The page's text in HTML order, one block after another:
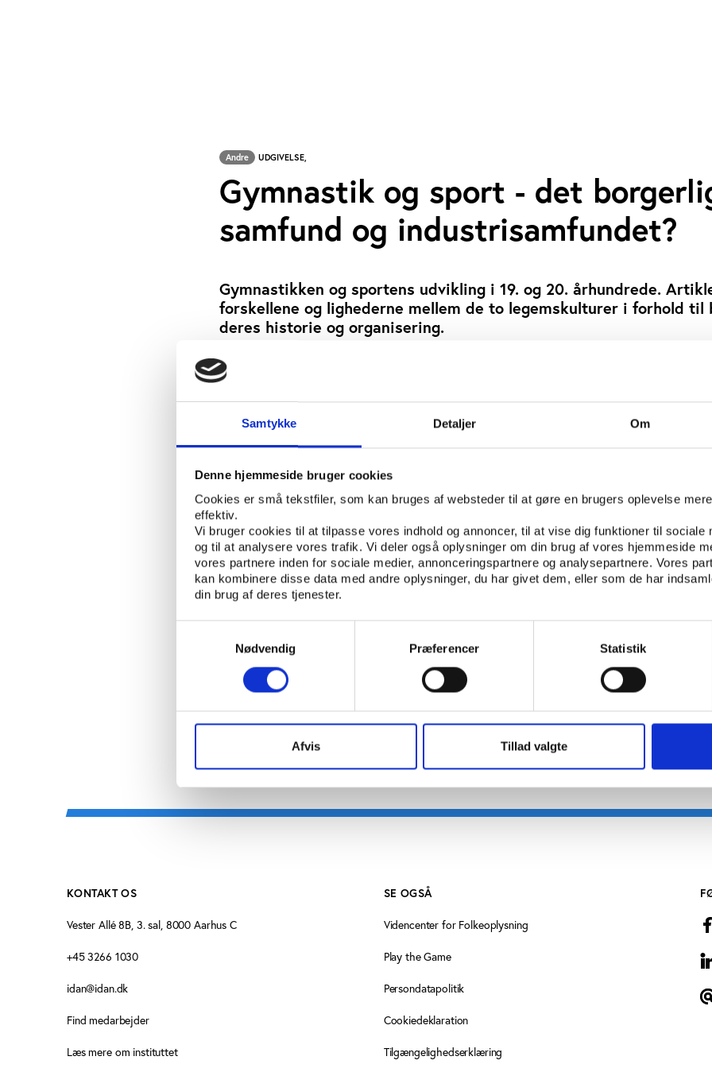
Samtykke Detaljer Om
Denne hjemmeside bruger cookies
Cookies er små tekstfiler, som kan bruges af websteder til at gøre en brugers oplevelse mere
effektiv.
Vi bruger cookies til at tilpasse vores indhold og annoncer, til at vise dig funktioner til sociale
og til at analysere vores trafik. Vi deler også oplysninger om din brug af vores hjemmeside
vores partnere inden for sociale medier, annonceringspartnere og analysepartnere. Vores
kan kombinere disse data med andre oplysninger, du har givet dem, eller som de har
din brug af deres tjenester.
Nødvendig
Præferencer Statistik
Afvis Tillad valgte
Andre UDGIVELSE,
Gymnastik og sport - det
samfund og industrisamfundet?
Gymnastikken og sportens udvikling i 19. og 20. århundrede.
forskellene og lighederne mellem de to legemskulturer i forhold til
deres historie og organisering.
NØGLEORD:
ÅBN RAPPORT
ANTAL SIDER: 14
ISBN: 87-87937-02-6
Eksemplarfremstilling af papirkopier/prints fra Idrætshistorisk Årbog til
uddannelsesinstitutioner og intern administrativ brug er tilladt efter aftale med COPY-
Node. Eksemplarfremstillingen skal ske inden for aftalens begrænsninger.
KONTAKT OS
Vester Allé 8B, 3. sal, 8000 Aarhus C
+45 3266 1030
idan@idan.dk
Find medarbejder
Læs mere om instituttet
SE OGSÅ
Videncenter for Folkeoplysning
Play the Game
Persondatapolitik
Cookiedeklaration
Tilgængelighedserklæring